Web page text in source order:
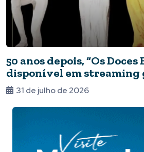
50 anos depois, “Os Doces
disponível em
31 de julho de 2026